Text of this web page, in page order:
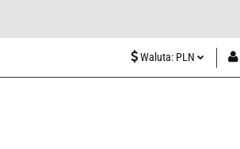
Waluta: PLN